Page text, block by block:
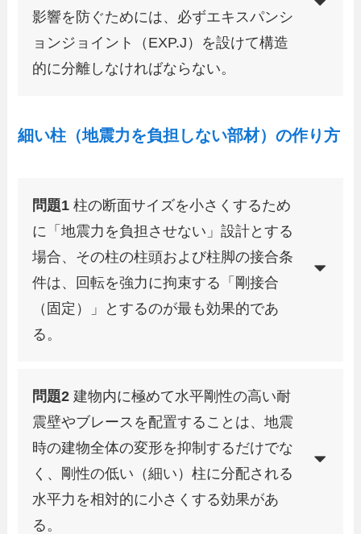
影響を防ぐためには、必ずエキスパンシ
ョンジョイント（EXP.J）を設けて構造
的に分離しなければならない。
細い柱（地震力を負担しない部材）の作り方
問題1 柱の断面サイズを小さくするため
に「地震力を負担させない」設計とする
場合、その柱の柱頭および柱脚の接合条
件は、回転を強力に拘束する「剛接合
（固定）」とするのが最も効果的であ
る。
問題2 建物内に極めて水平剛性の高い耐
震壁やブレースを配置することは、地震
時の建物全体の変形を抑制するだけでな
く、剛性の低い（細い）柱に分配される
水平力を相対的に小さくする効果があ
る。